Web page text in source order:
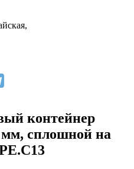
контейнер
мм, сплошной на